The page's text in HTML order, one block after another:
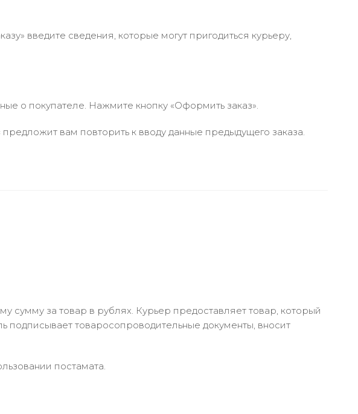
введите сведения, которые могут пригодиться курьеру,
о покупателе. Нажмите кнопку «Оформить заказ».
вам повторить к вводу данные предыдущего заказа.
за товар в рублях. Курьер предоставляет товар, который
товаросопроводительные документы, вносит
постамата.